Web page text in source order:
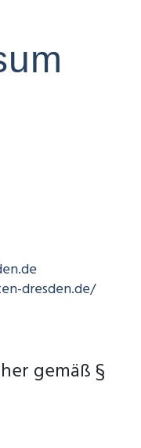
dresden.de/
gemäß §